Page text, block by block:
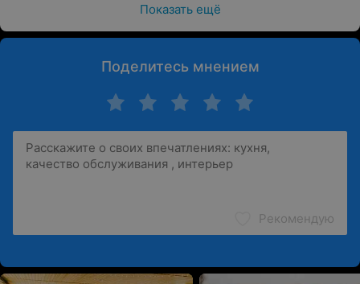
Показать ещё
Поделитесь мнением
Рекомендую